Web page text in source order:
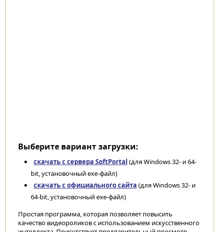
Выберите вариант загрузки:
скачать с сервера SoftPortal (для Windows 32- и 64-
bit, установочный exe-файл)
скачать с официального сайта (для Windows 32- и
64-bit, установочный exe-файл)
Простая программа, которая позволяет повысить
качество видеороликов с использованием искусственного